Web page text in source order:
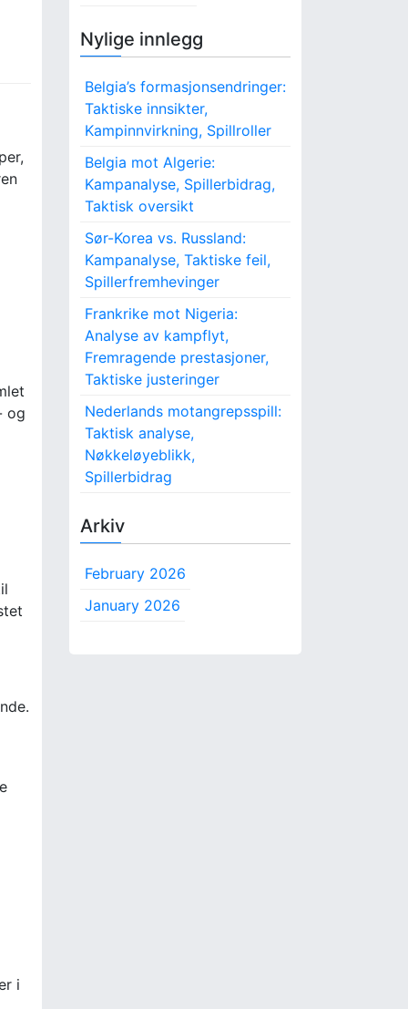
og
i
Nylige innlegg
Belgia’s formasjonsendringer:
Taktiske innsikter,
Kampinnvirkning, Spillroller
Belgia mot Algerie:
Kampanalyse, Spillerbidrag,
Taktisk oversikt
Sør-Korea vs. Russland:
Kampanalyse, Taktiske feil,
Spillerfremhevinger
Frankrike mot Nigeria:
Analyse av kampflyt,
Fremragende prestasjoner,
Taktiske justeringer
Nederlands motangrepsspill:
Taktisk analyse,
Nøkkeløyeblikk,
Spillerbidrag
Arkiv
February 2026
January 2026